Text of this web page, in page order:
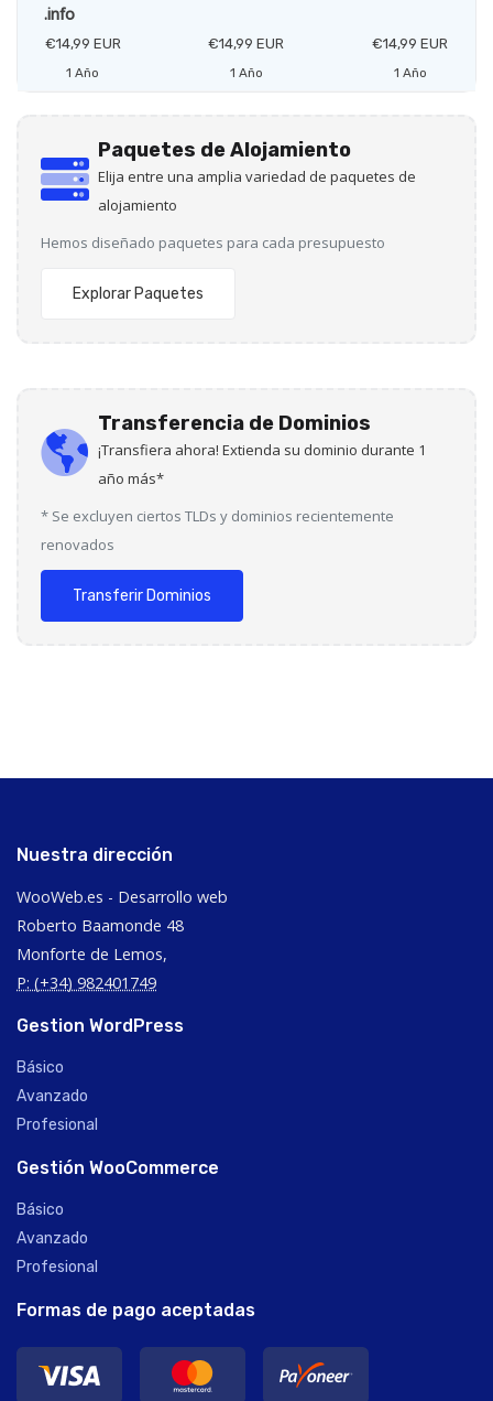
.info
€14,99 EUR
1 Año
€14,99 EUR
1 Año
€14,99 EUR
1 Año
Paquetes de Alojamiento
Elija entre una amplia variedad de paquetes de
alojamiento
Hemos diseñado paquetes para cada presupuesto
Explorar Paquetes
Transferencia de Dominios
¡Transfiera ahora! Extienda su dominio durante 1
año más*
* Se excluyen ciertos TLDs y dominios recientemente
renovados
Transferir Dominios
Nuestra dirección
WooWeb.es - Desarrollo web
Roberto Baamonde 48
Monforte de Lemos,
P: (+34) 982401749
Gestion WordPress
Básico
Avanzado
Profesional
Gestión WooCommerce
Básico
Avanzado
Profesional
Formas de pago aceptadas